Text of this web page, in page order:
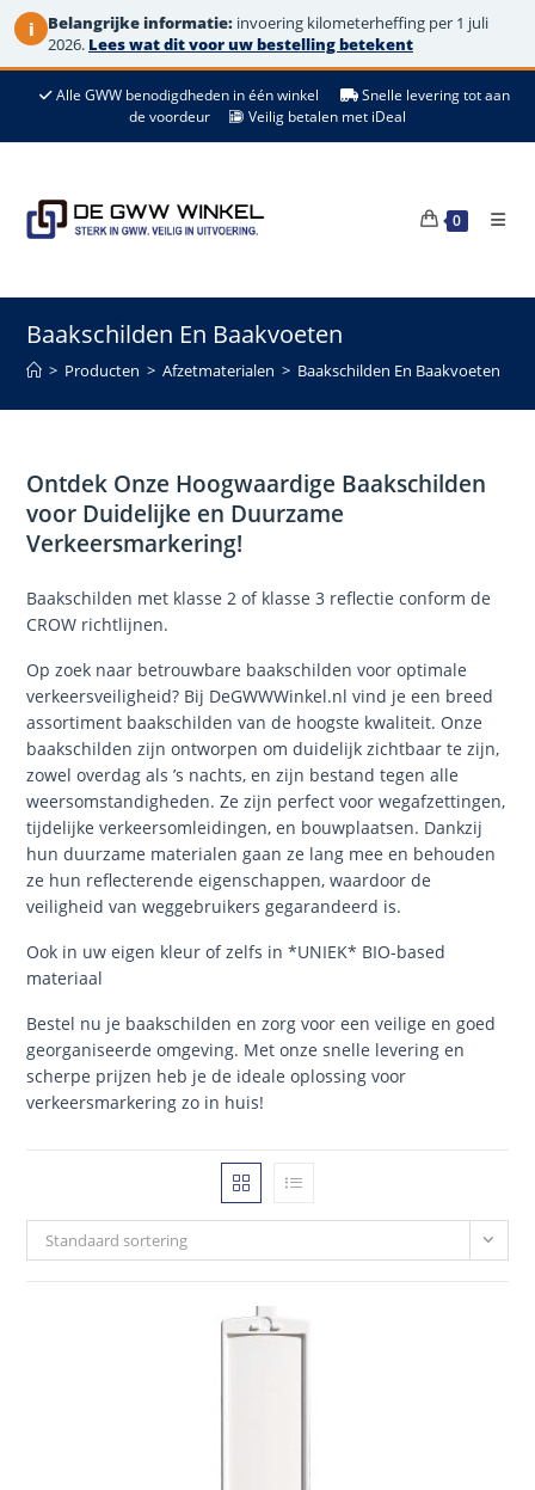
i Belangrijke informatie: invoering kilometerheffing per 1 juli
2026. Lees wat dit voor uw bestelling betekent
de
Alle GWW benodigdheden in één winkel
Snelle levering tot aan
de voordeur
Veilig betalen met iDeal
0
Baakschilden En Baakvoeten
> Producten > Afzetmaterialen > Baakschilden En Baakvoeten
Ontdek Onze Hoogwaardige Baakschilden
voor Duidelijke en Duurzame
Verkeersmarkering!
Baakschilden met klasse 2 of klasse 3 reflectie conform de
CROW richtlijnen.
Op zoek naar betrouwbare baakschilden voor optimale
verkeersveiligheid? Bij DeGWWWinkel.nl vind je een breed
assortiment baakschilden van de hoogste kwaliteit. Onze
baakschilden zijn ontworpen om duidelijk zichtbaar te zijn,
zowel overdag als ’s nachts, en zijn bestand tegen alle
weersomstandigheden. Ze zijn perfect voor wegafzettingen,
tijdelijke verkeersomleidingen, en bouwplaatsen. Dankzij
hun duurzame materialen gaan ze lang mee en behouden
ze hun reflecterende eigenschappen, waardoor de
veiligheid van weggebruikers gegarandeerd is.
Ook in uw eigen kleur of zelfs in *UNIEK* BIO-based
materiaal
Bestel nu je baakschilden en zorg voor een veilige en goed
georganiseerde omgeving. Met onze snelle levering en
scherpe prijzen heb je de ideale oplossing voor
verkeersmarkering zo in huis!
Standaard sortering